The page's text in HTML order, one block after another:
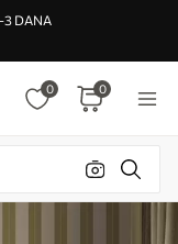
DANA
0 0